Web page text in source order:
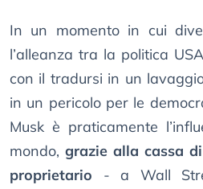
In un momento in cui
l’alleanza tra la politica
con il tradursi in un
in un pericolo per le
Musk è praticamente
mondo,grazie alla cassa
proprietario - a Wall